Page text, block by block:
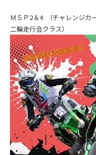
ＭＳＰ2＆4 （チャレンジカ
二輪走行会クラス）